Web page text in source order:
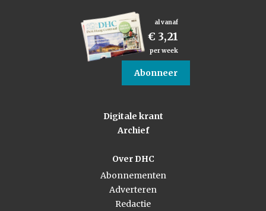
al vanaf
€ 3,21
per week
Abonneer
Digitale krant
Archief
Over DHC
Abonnementen
Adverteren
Redactie